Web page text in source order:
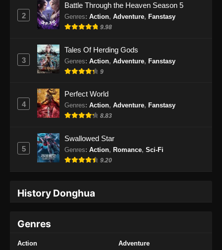
Episode 170 Subtitle Indonesia - September
29, 2024
171 Subtitle Indonesia
Eps 171 - 100.000 Years of Refining Qi
100.000 Years of Refining Qi Episode
172 Subtitle Indonesia
Eps 172 - 100.000 Years of Refining Qi
Episode 172 Subtitle Indonesia - Oktober 5,
2024
173 Subtitle Indonesia
Eps 173 - 100.000 Years of Refining Qi
100.000 Years of Refining Qi Episode
2
Battle Through the Heaven Season 5
Genres: Action, Adventure, Fanstasy
9.98
3
Tales Of Herding Gods
Genres: Action, Adventure, Fanstasy
9
4
Perfect World
Genres: Action, Adventure, Fanstasy
8.83
5
Swallowed Star
Genres: Action, Romance, Sci-Fi
9.20
History Donghua
Genres
Action Adventure